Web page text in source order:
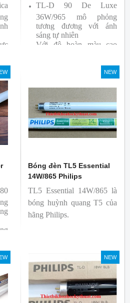
TL-D 90 De Luxe
36W/965 mô phỏng
tương đương với ánh
sáng tự nhiên
Với độ hoàn màu cao
Sản phẩm được sản xuất
NEW
Bóng đèn TL5 Essential
14W/865 Philips
TL5 Essential 14W/865 là
bóng huỳnh quang T5 của
hãng Philips.
NEW